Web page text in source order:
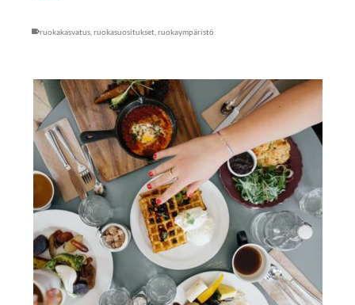
ruokakasvatus ruokasuositukset ruokaympäristö